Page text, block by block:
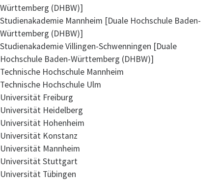
Württemberg (DHBW)]
Studienakademie Mannheim [Duale Hochschule Baden-
Württemberg (DHBW)]
Studienakademie Villingen-Schwenningen [Duale
Hochschule Baden-Württemberg (DHBW)]
Technische Hochschule Mannheim
Technische Hochschule Ulm
Universität Freiburg
Universität Heidelberg
Universität Hohenheim
Universität Konstanz
Universität Mannheim
Universität Stuttgart
Universität Tübingen